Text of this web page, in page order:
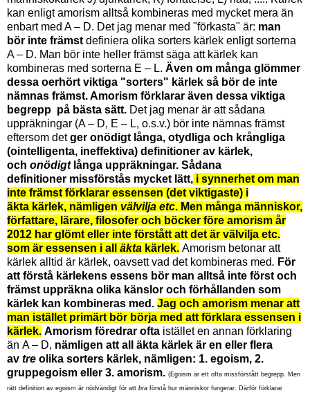
kan enligt amorism alltså kombineras med mycket mera än
enbart med A – D. Det jag menar med "förkasta" är: man
bör inte främst definiera olika sorters kärlek enligt sorterna
A – D. Man bör inte heller främst säga att kärlek kan
kombineras med sorterna E – L. Även om många glömmer
dessa oerhört viktiga "sorters" kärlek så bör de inte
nämnas främst. Amorism förklarar även dessa viktiga
begrepp på bästa sätt. Det jag menar är att sådana
uppräkningar (A – D, E – L, o.s.v.) bör inte nämnas främst
eftersom detger onödigt långa, otydliga och krångliga
(ointelligenta, ineffektiva) definitioner av kärlek,
och onödigtlånga uppräkningar. Sådana
definitioner missförstås mycket lätt, i synnerhet om man
inte främst förklarar essensen (det viktigaste) i
äkta kärlek, nämligen välvilja etc. Men många människor,
författare, lärare, filosofer och böcker före amorism år
2012 har glömt eller inte förstått att det är välvilja etc.
som är essensen i all äkta kärlek. Amorism betonar att
kärlek alltid är kärlek, oavsett vad det kombineras med. För
att förstå kärlekens essens bör man alltså inte först och
främst uppräkna olika känslor och förhållanden som
kärlek kan kombineras med. Jag och amorism menar att
man istället primärt bör börja med att förklara essensen i
kärlek. Amorism föredrar ofta istället en annan förklaring
än A – D, nämligen att all äkta kärlek är en eller flera
av tre olika sorters kärlek, nämligen: 1. egoism, 2.
gruppegoism eller 3. amorism. (Egoism är ett ofta missförstått begrepp. Men
rätt definition av egoism är nödvändigt för att bra förstå hur människor fungerar. Därför förklarar